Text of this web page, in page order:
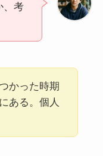
、考
かった時期
ある。個人